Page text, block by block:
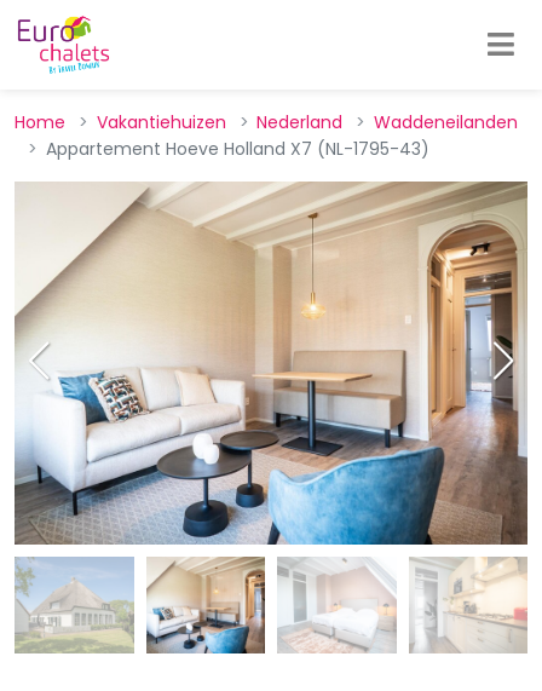
Home Vakantiehuizen Nederland
Waddeneilanden
Appartement Hoeve Holland X7 (NL-1795-43)